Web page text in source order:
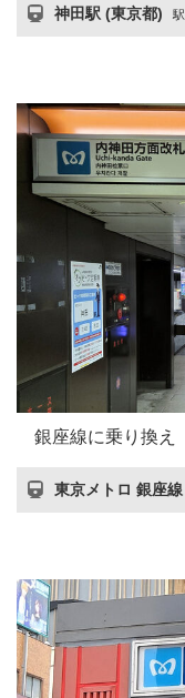
神田駅 (東京都) 駅
銀座線に乗り換え
東京メトロ 銀座線